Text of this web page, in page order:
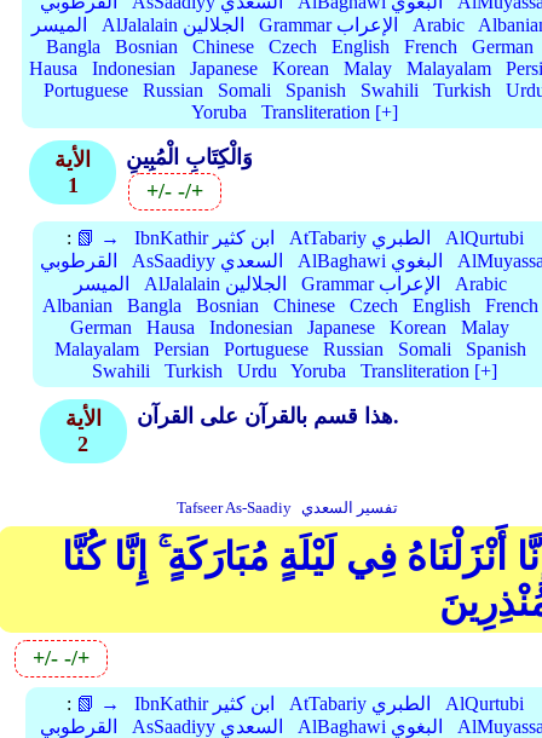
الميسر
AlJalalain الجلالين Grammar الإعراب Arabic
Bangla
Bosnian Chinese Czech English French
German
Hausa
Indonesian Japanese Korean Malay Malayalam
Portuguese
Russian Somali Spanish Swahili Turkish
Yoruba
Transliteration [+]
الأية
1
وَالْكِتَابِ الْمُبِينِ
+/--/+
: 📗 → IbnKathir ابن كثير AtTabariy الطبري
AlQurtubi
القرطوبي
AsSaadiyy السعدي AlBaghawi البغوي
الميسر
AlJalalain الجلالين Grammar الإعراب
Arabic
Albanian
Bangla Bosnian Chinese Czech English
French
German
Hausa Indonesian Japanese Korean
Malay
Malayalam
Persian Portuguese Russian Somali
Spanish
Swahili
Turkish Urdu Yoruba Transliteration [+]
الأية
2
هذا قسم بالقرآن على القرآن.
Tafseer As-Saadiy تفسير السعدي
أَنْزَلْنَاهُ فِي لَيْلَةٍ مُبَارَكَةٍ ۚ إِنَّا كُنَّا
+/--/+
: 📗 → IbnKathir ابن كثير AtTabariy الطبري
AlQurtubi
القرطوبي
AsSaadiyy السعدي AlBaghawi البغوي